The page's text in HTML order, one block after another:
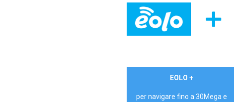
€ 24,90/meseEOLO +
per navigare fino a 30Mega e